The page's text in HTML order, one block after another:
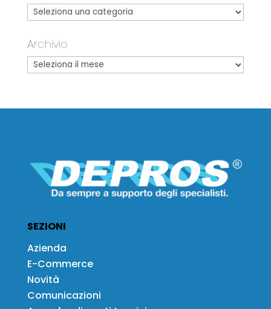
Archivio
SEZIONI
Azienda
E-Commerce
Novità
Comunicazioni